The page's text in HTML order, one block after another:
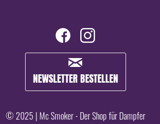
NEWSLETTER BESTELLEN
© 2025 | Mc Smoker - Der Shop für Dampfer